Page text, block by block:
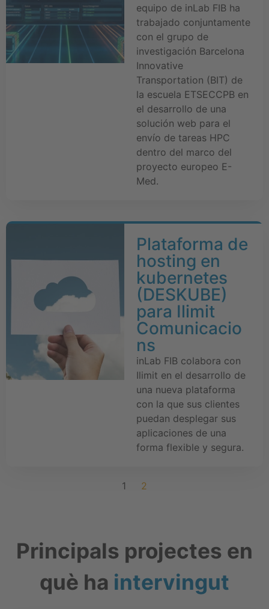
equipo de inLab FIB ha
trabajado conjuntamente
con el grupo de
investigación Barcelona
Innovative
Transportation (BIT) de
la escuela ETSECCPB en
el desarrollo de una
solución web para el
envío de tareas HPC
dentro del marco del
proyecto europeo E-
Med.
Plataforma de
hosting en
kubernetes
(DESKUBE)
para Ilimit
Comunicacio
ns
inLab FIB colabora con
Ilimit en el desarrollo de
una nueva plataforma
con la que sus clientes
puedan desplegar sus
aplicaciones de una
forma flexible y segura.
1 2
Principals projectes en
què ha intervingut